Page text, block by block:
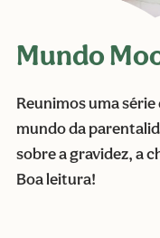
Mundo
Reunimos uma
mundo da
sobre a gravidez, a
Boa leitura!